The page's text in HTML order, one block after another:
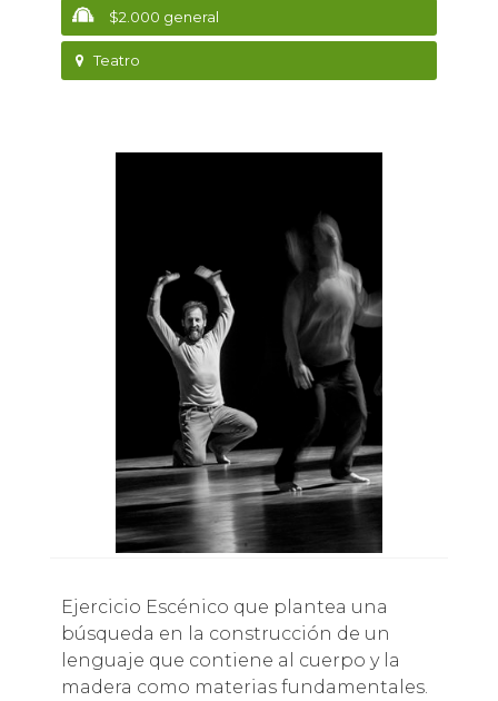
$2.000 general
Teatro
Ejercicio Escénico que plantea una
búsqueda en la construcción de un
lenguaje que contiene al cuerpo y la
madera como materias fundamentales.